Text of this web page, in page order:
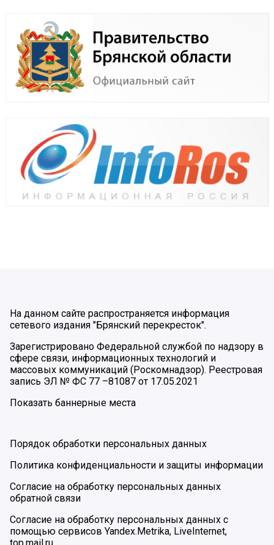
На данном сайте распространяется информация
сетевого издания "Брянский перекресток".
Зарегистрировано Федеральной службой по надзору в
сфере связи, информационных технологий и
массовых коммуникаций (Роскомнадзор). Реестровая
запись ЭЛ № ФС 77 –81087 от 17.05.2021
Показать баннерные места
Порядок обработки персональных данных
Политика конфиденциальности и защиты информации
Согласие на обработку персональных данных
обратной связи
Согласие на обработку персональных данных с
помощью сервисов Yandex.Metrika, LiveInternet,